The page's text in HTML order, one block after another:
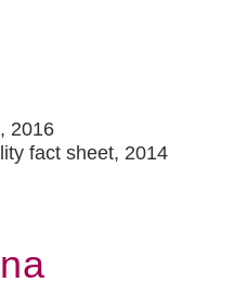
2016
fact sheet, 2014